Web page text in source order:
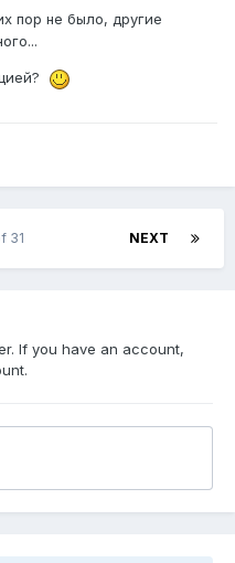
пор не было, другие
NEXT
31
If you have an account,